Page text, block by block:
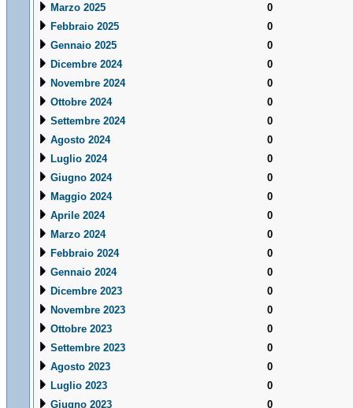
Marzo 2025
0
Febbraio 2025
0
Gennaio 2025
0
Dicembre 2024
0
Novembre 2024
0
Ottobre 2024
0
Settembre 2024
0
Agosto 2024
0
Luglio 2024
0
Giugno 2024
0
Maggio 2024
0
Aprile 2024
0
Marzo 2024
0
Febbraio 2024
0
Gennaio 2024
0
Dicembre 2023
0
Novembre 2023
0
Ottobre 2023
0
Settembre 2023
0
Agosto 2023
0
Luglio 2023
0
Giugno 2023
0